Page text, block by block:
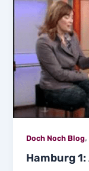
Doch Noch Blog,
Hamburg